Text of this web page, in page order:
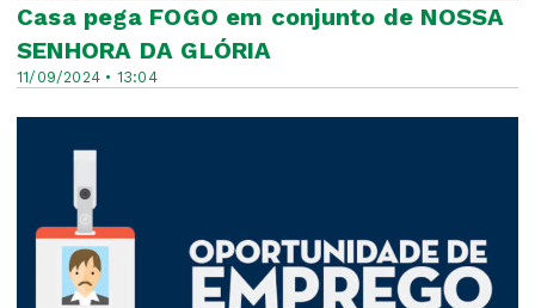
11/09/2024 • 13:04
Casa pega FOGO em conjunto de NOSSA
SENHORA DA GLÓRIA